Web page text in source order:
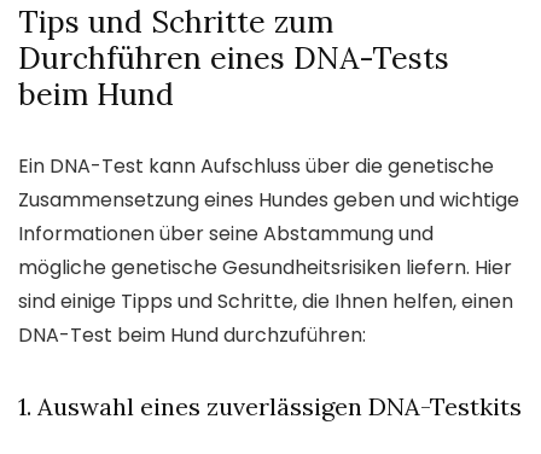
Tips und Schritte zum
Durchführen eines DNA-Tests
beim Hund
Ein DNA-Test kann Aufschluss über die genetische
Zusammensetzung eines Hundes geben und wichtige
Informationen über seine Abstammung und
mögliche genetische Gesundheitsrisiken liefern. Hier
sind einige Tipps und Schritte, die Ihnen helfen, einen
DNA-Test beim Hund durchzuführen:
1. Auswahl eines zuverlässigen DNA-Testkits